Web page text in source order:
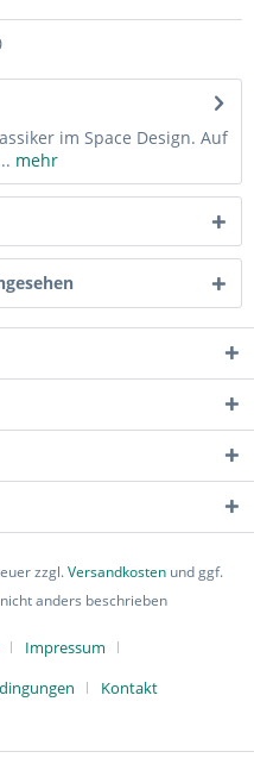
im Space Design. Auf
mehr
zzgl.Versandkosten und ggf.
anders beschrieben
Impressum
Kontakt